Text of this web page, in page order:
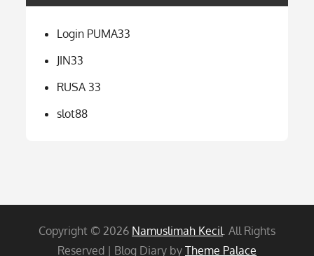
Login PUMA33
JIN33
RUSA 33
slot88
Copyright © 2026 Namuslimah Kecil. All Rights
Reserved | Blog Diary by Theme Palace